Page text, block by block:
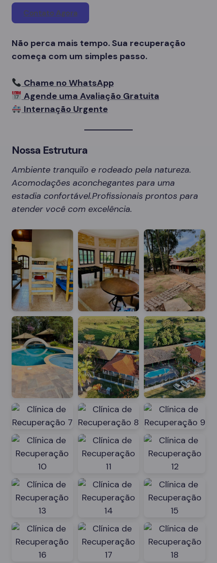
Contato Agora
Não perca mais tempo. Sua recuperação
começa com um simples passo.
Chame no WhatsApp
Agende uma Avaliação Gratuita
Internação Urgente
Nossa Estrutura
Ambiente tranquilo e rodeado pela natureza.
Acomodações aconchegantes para uma
estadia confortável.Profissionais prontos para
atender você com excelência.